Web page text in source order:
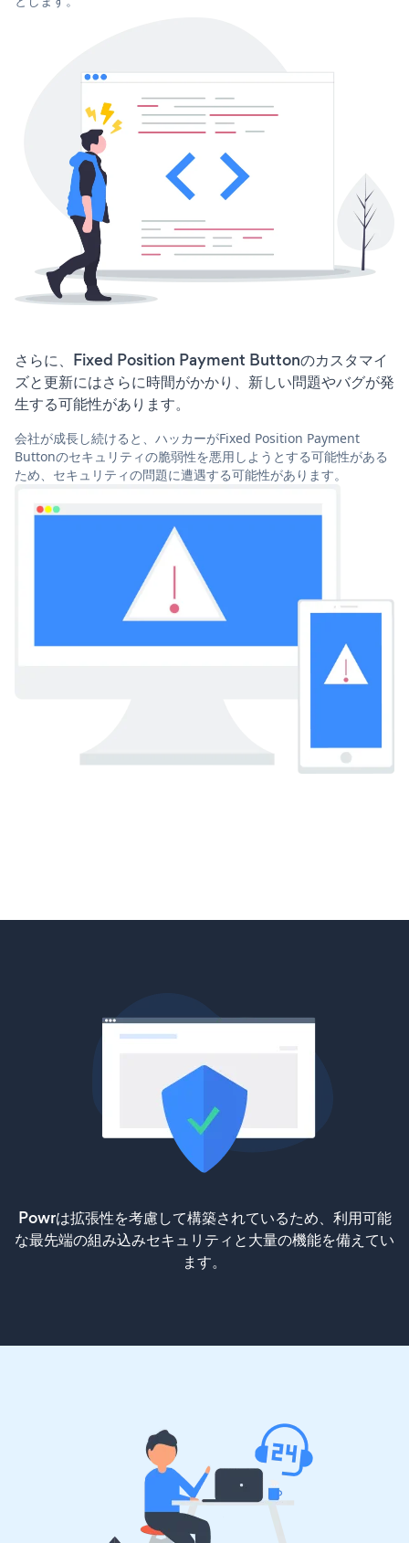
さらに、Fixed Position Payment Buttonのカスタマイ
ズと更新にはさらに時間がかかり、新しい問題やバグが発
生する可能性があります。
会社が成長し続けると、ハッカーがFixed Position Payment
Buttonのセキュリティの脆弱性を悪用しようとする可能性がある
ため、セキュリティの問題に遭遇する可能性があります。
Powrは拡張性を考慮して構築されているため、利用可能
な最先端の組み込みセキュリティと大量の機能を備えてい
ます。